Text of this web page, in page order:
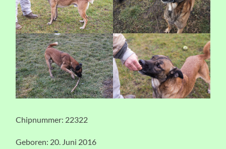
Chipnummer: 22322
Geboren: 20. Juni 2016